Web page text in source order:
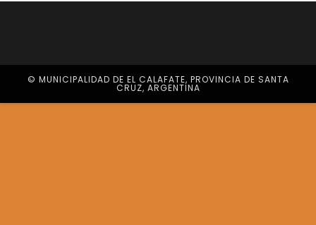
© MUNICIPALIDAD DE EL CALAFATE, PROVINCIA DE SANTA
CRUZ, ARGENTINA